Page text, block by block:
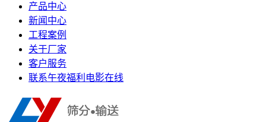
产品中心
新闻中心
工程案例
关于厂家
客户服务
联系午夜福利电影在线